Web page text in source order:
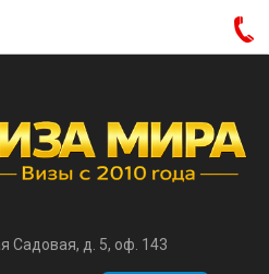
Садовая, д. 5, оф. 143